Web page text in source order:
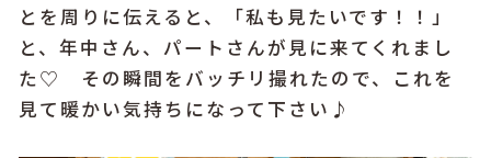
とを周りに伝えると、「私も見たいです！！」
と、年中さん、パートさんが見に来てくれまし
た♡ その瞬間をバッチリ撮れたので、これを
見て暖かい気持ちになって下さい♪